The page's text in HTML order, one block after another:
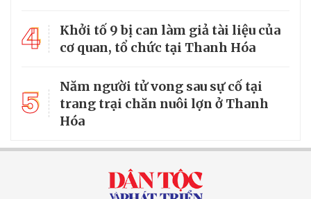
4
Khởi tố 9 bị can làm giả tài liệu của
cơ quan, tổ chức tại Thanh Hóa
5
Năm người tử vong sau sự cố tại
trang trại chăn nuôi lợn ở Thanh
Hóa